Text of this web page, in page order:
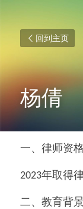
回到主页
杨倩
一、律师资格
2023年取得
二、教育背